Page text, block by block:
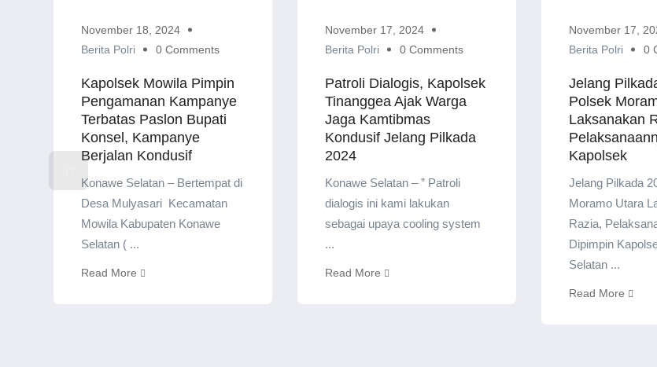
November 18, 2024
Berita Polri
0 Comments
Kapolsek Mowila Pimpin
Pengamanan Kampanye
Terbatas Paslon Bupati
Konsel, Kampanye
Berjalan Kondusif
Konawe Selatan – Bertempat di
Desa Mulyasari Kecamatan
Mowila Kabupaten Konawe
Selatan ( ...
Read More
November 17, 2024
Berita Polri
0 Comments
Patroli Dialogis, Kapolsek
Tinanggea Ajak Warga
Jaga Kamtibmas
Kondusif Jelang Pilkada
2024
Konawe Selatan – ” Patroli
dialogis ini kami lakukan
sebagai upaya cooling system
...
Read More
November 17,
Berita Polri
0
Jelang
Polsek
Laksanakan
Kapolsek
Jelang Pilkada
Moramo Utara
Razia,
Dipimpin
Selatan ...
Read More